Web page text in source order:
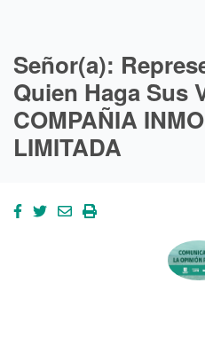
Señor(a):
Quien Haga Sus
COMPAÑIA
LIMITADA